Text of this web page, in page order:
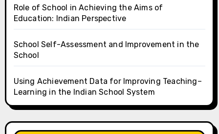
Role of School in Achieving the Aims of
Education: Indian Perspective
School Self-Assessment and Improvement in the
School
Using Achievement Data for Improving Teaching–
Learning in the Indian School System